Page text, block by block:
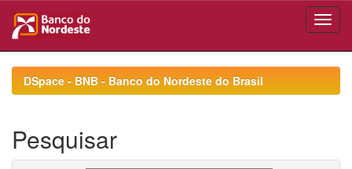
navigationDSpace - BNB - Banco do Nordeste do Brasil
Pesquisar